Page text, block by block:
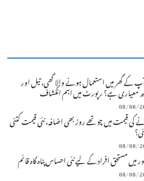
کے گھر میں استعمال ہونے والا گھی، تیل اور
معیاری ہے؟ رپورٹ میں اہم انکشاف
08/08/
کی قیمت میں چوتھے روز بھی اضافہ، نئی قیمت کتنی
08/08/
میں مستحق افراد کے لیے نئی احساس پناہ گاہ قائم
08/08/